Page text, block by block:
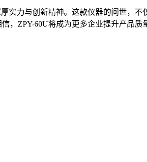
力与创新精神。这款仪器的问世，不
ZPY-60U将成为更多企业提升产品质